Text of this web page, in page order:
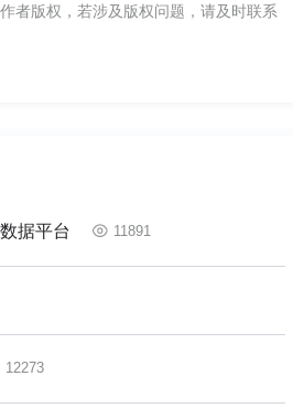
者版权，若涉及版权问题，请及时联系
据平台 11891
12273